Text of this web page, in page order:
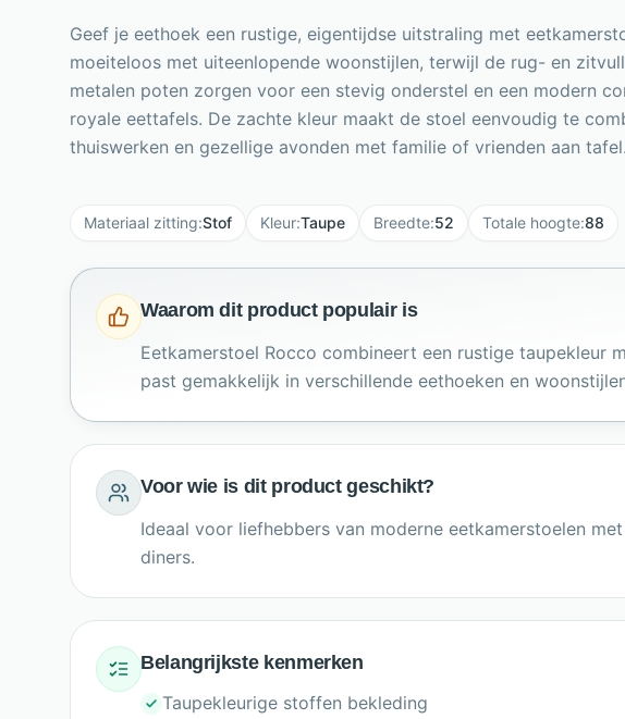
Geef je eethoek een rustige, eigentijdse uitstraling met
moeiteloos met uiteenlopende woonstijlen, terwijl de rug- en
metalen poten zorgen voor een stevig onderstel en een modern
royale eettafels. De zachte kleur maakt de stoel eenvoudig te
thuiswerken en gezellige avonden met familie of vrienden aan tafel.
Materiaal zitting:Stof Kleur:Taupe Breedte:52 Totale hoogte:88
Waarom dit product populair is
Eetkamerstoel Rocco combineert een rustige
past gemakkelijk in verschillende eethoeken en
Voor wie is dit product geschikt?
Ideaal voor liefhebbers van moderne eetkamerstoelen
diners.
Belangrijkste kenmerken
Taupekleurige stoffen bekleding